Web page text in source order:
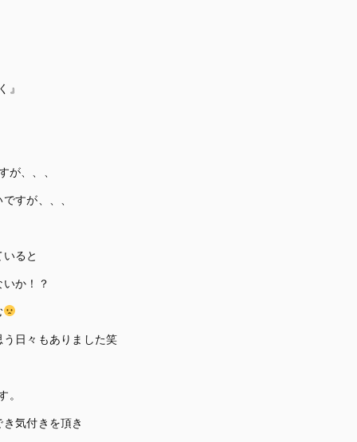
』
が、、、
すが、、、
ると
か！？
日々もありました笑
。
気付きを頂き